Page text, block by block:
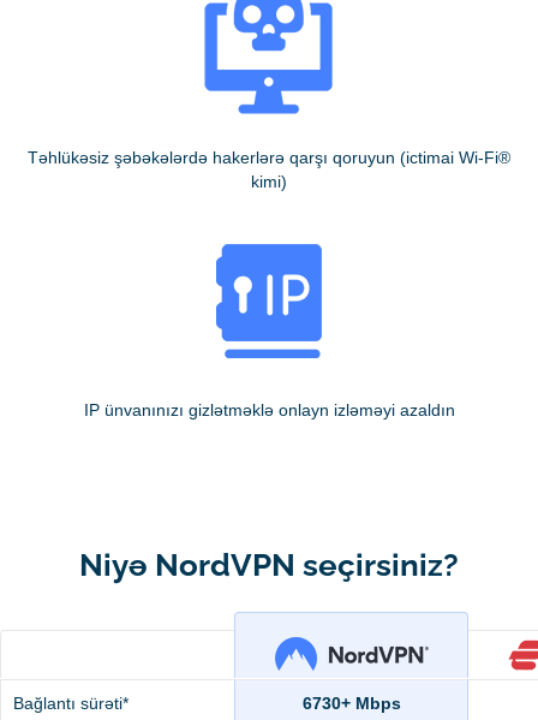
Təhlükəsiz şəbəkələrdə hakerlərə qarşı qoruyun (ictimai Wi-Fi®
kimi)
IP ünvanınızı gizlətməklə onlayn izləməyi azaldın
Niyə NordVPN seçirsiniz?
Bağlantı sürəti* 6730+ Mbps